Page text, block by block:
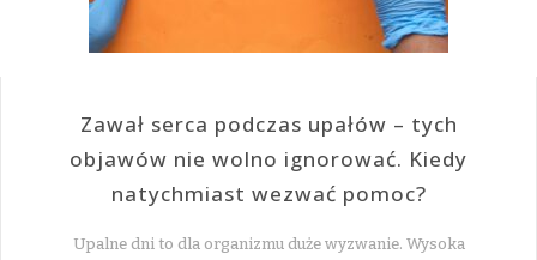
Zawał serca podczas upałów – tych
objawów nie wolno ignorować. Kiedy
natychmiast wezwać pomoc?
Upalne dni to dla organizmu duże wyzwanie. Wysoka